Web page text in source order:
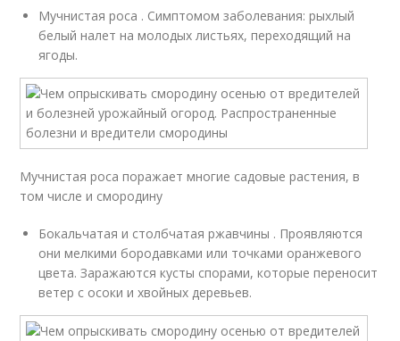
Мучнистая роса . Симптомом заболевания: рыхлый
белый налет на молодых листьях, переходящий на
ягоды.
Мучнистая роса поражает многие садовые растения, в
том числе и смородину
Бокальчатая и столбчатая ржавчины . Проявляются
они мелкими бородавками или точками оранжевого
цвета. Заражаются кусты спорами, которые переносит
ветер с осоки и хвойных деревьев.